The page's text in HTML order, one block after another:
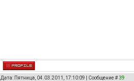
Дата: Пятница, 04.03.2011, 17:10:09 | Сообщение #39